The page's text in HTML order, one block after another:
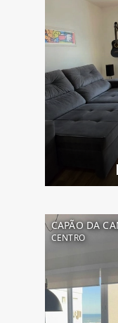
CAPÃO DA
CENTRO